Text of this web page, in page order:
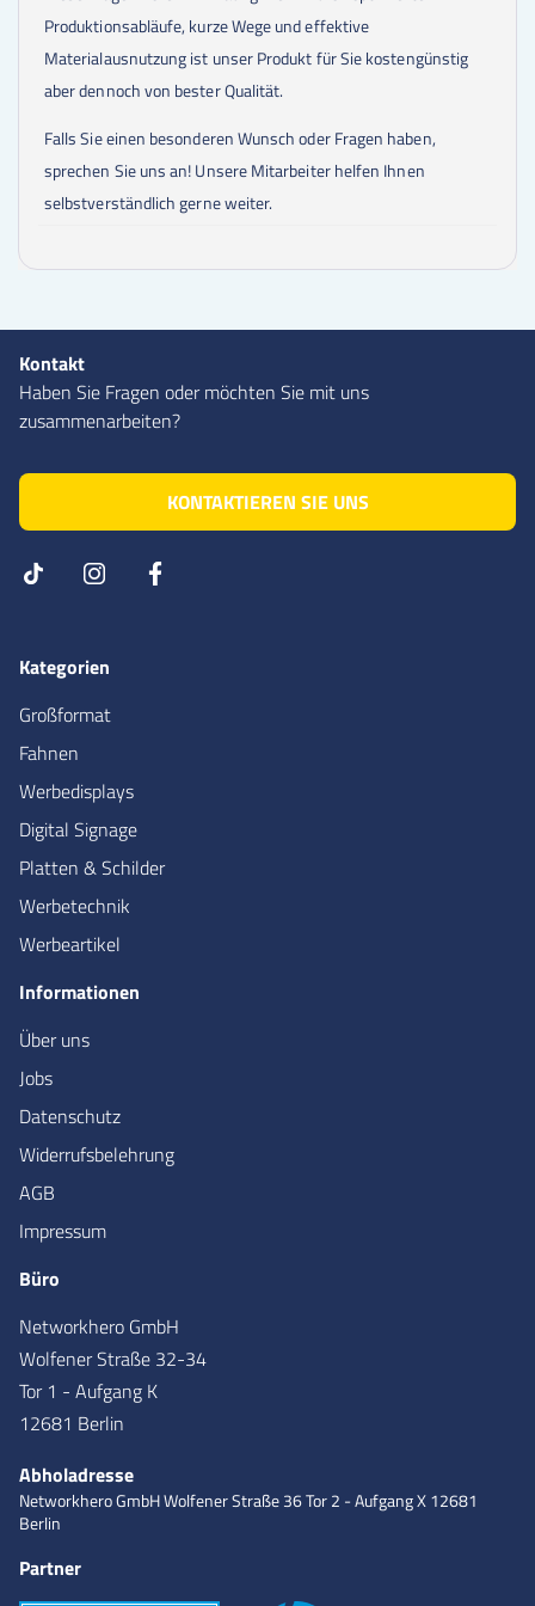
Produktionsabläufe, kurze Wege und effektive
Materialausnutzung ist unser Produkt für Sie kostengünstig
aber dennoch von bester Qualität.
Falls Sie einen besonderen Wunsch oder Fragen haben,
sprechen Sie uns an! Unsere Mitarbeiter helfen Ihnen
selbstverständlich gerne weiter.
Kontakt
Haben Sie Fragen oder möchten Sie mit uns
zusammenarbeiten?
KONTAKTIEREN SIE UNS
Kategorien
Großformat
Fahnen
Werbedisplays
Digital Signage
Platten & Schilder
Werbetechnik
Werbeartikel
Informationen
Über uns
Jobs
Datenschutz
Widerrufsbelehrung
AGB
Impressum
Büro
Networkhero GmbH
Wolfener Straße 32-34
Tor 1 - Aufgang K
12681 Berlin
Abholadresse
Networkhero GmbHWolfener Straße 36Tor 2 - Aufgang X12681
Berlin
Partner